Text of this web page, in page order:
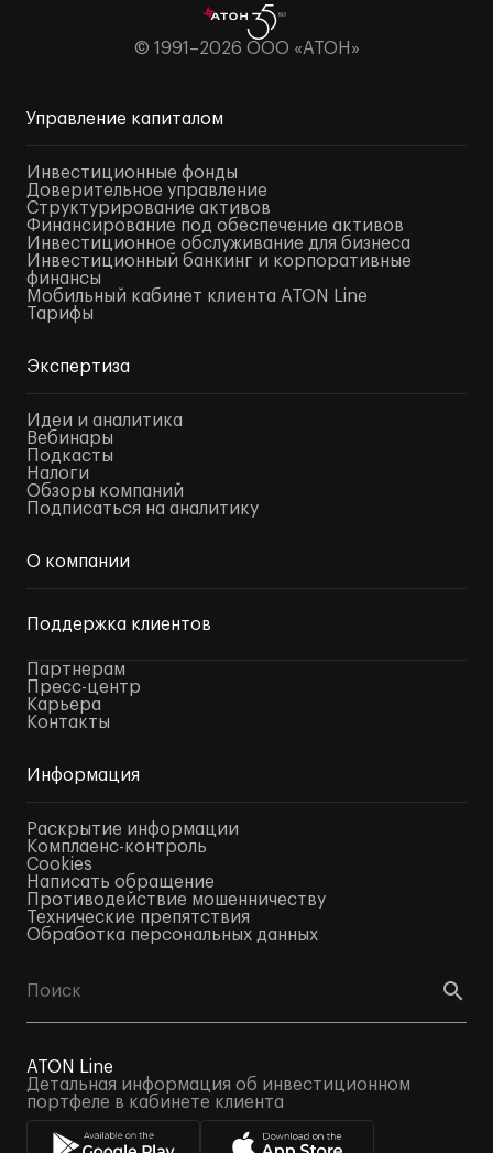
© 1991–2026 ООО «АТОН»
Управление капиталом
Инвестиционные фонды
Доверительное управление
Структурирование активов
Финансирование под обеспечение активов
Инвестиционное обслуживание для бизнеса
Инвестиционный банкинг и корпоративные
финансы
Мобильный кабинет клиента ATON Line
Тарифы
Экспертиза
Идеи и аналитика
Вебинары
Подкасты
Налоги
Обзоры компаний
Подписаться на аналитику
О компании
Поддержка клиентов
Партнерам
Пресс-центр
Карьера
Контакты
Информация
Раскрытие информации
Комплаенс-контроль
Cookies
Написать обращение
Противодействие мошенничеству
Технические препятствия
Обработка персональных данных
ATON Line
Детальная информация об инвестиционном
портфеле в кабинете клиента